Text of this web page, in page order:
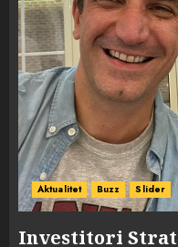
Aktualitet Buzz Slider
Investitori